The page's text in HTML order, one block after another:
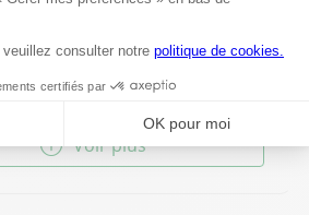
6A
la ville
Voir plus